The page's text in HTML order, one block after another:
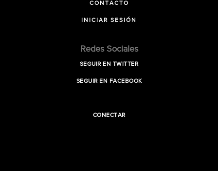
CONTACTO
INICIAR SESIÓN
Redes Sociales
SEGUIR EN TWITTER
SEGUIR EN FACEBOOK
CONECTAR